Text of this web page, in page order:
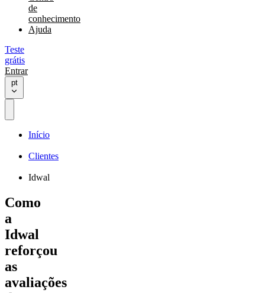
de
conhecimento
Ajuda
Teste
grátis
Entrar
pt
Início
Clientes
Idwal
Como
a
Idwal
reforçou
as
avaliações